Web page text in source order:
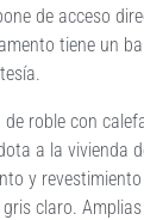
de acceso
tiene un
de roble con
a la vivienda
y
claro.